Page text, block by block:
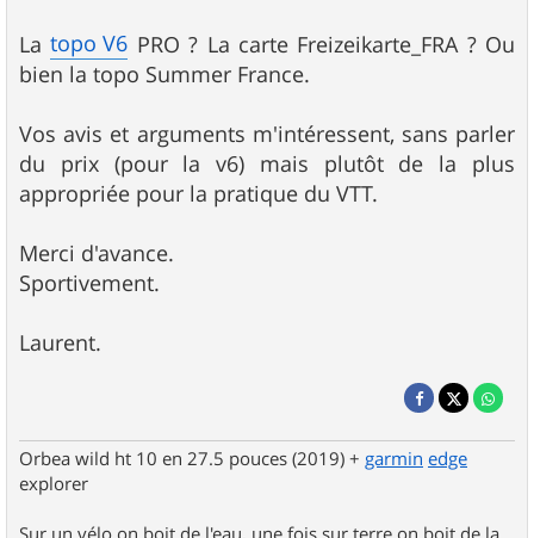
Latopo V6 PRO ? La carte Freizeikarte_FRA ? Ou
bien la topo Summer France.
Vos avis et arguments m'intéressent, sans parler
du prix (pour la v6) mais plutôt de la plus
appropriée pour la pratique du VTT.
Merci d'avance.
Sportivement.
Laurent.
Orbea wild ht 10 en 27.5 pouces (2019) + garmin edge
explorer
Sur un vélo on boit de l'eau, une fois sur terre on boit de la